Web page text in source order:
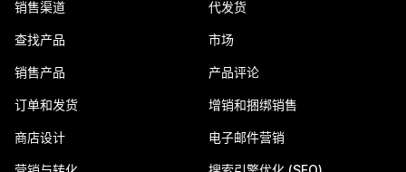
销售渠道
查找产品
销售产品
订单和发货
商店设计
代发货
市场
产品评论
增销和捆绑销售
电子邮件营销